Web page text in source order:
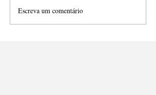
Escreva um comentário